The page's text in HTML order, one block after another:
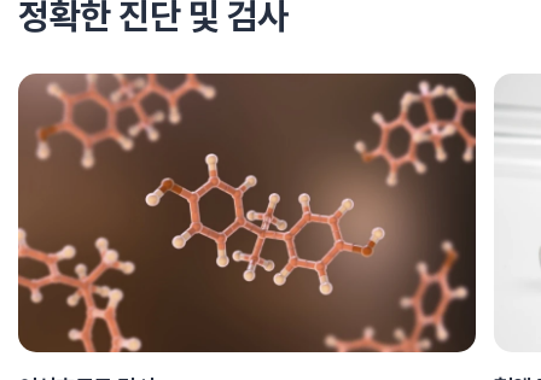
정확한 진단 및 검사